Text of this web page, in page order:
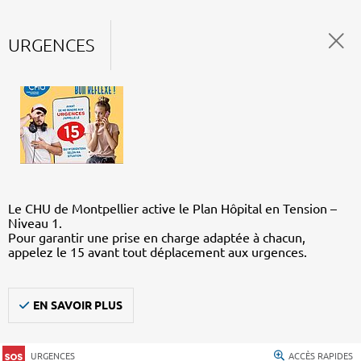
URGENCES
Le CHU de Montpellier active le Plan Hôpital en Tension –
Niveau 1.
Pour garantir une prise en charge adaptée à chacun,
appelez le 15 avant tout déplacement aux urgences.
EN SAVOIR PLUS
URGENCES ACCÈS RAPIDES